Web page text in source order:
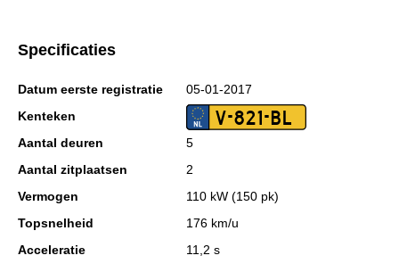
Specificaties
Datum eerste registratie
05-01-2017
Kenteken
V-821-BL
Aantal deuren
5
Aantal zitplaatsen
2
Vermogen
110 kW (150 pk)
Topsnelheid
176 km/u
Acceleratie
11,2 s